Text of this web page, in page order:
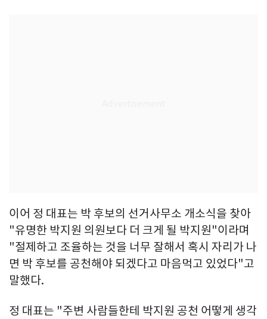
이어 정 대표는 박 후보의 선거사무소 개소식을 찾아
"유명한 박지원 의원보다 더 크게 될 박지원"이라며
"절제하고 조율하는 것을 너무 잘해서 혹시 자리가 나
면 박 후보를 공천해야 되겠다고 마음먹고 있었다"고
말했다.
정 대표는 "주변 사람들한테 박지원 공천 어떻게 생각